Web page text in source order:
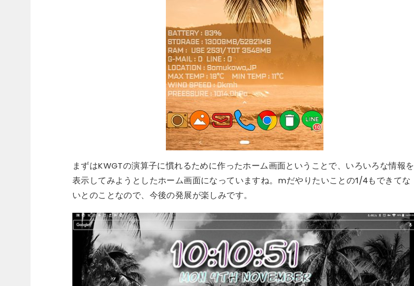
まずはKWGTの演算子に慣れるために作ったホーム画面ということで、いろいろな情報を
表示してみようとしたホーム画面になっていますね。mだやりたいことの1/4もできてな
いとのことなので、今後の発展が楽しみです。